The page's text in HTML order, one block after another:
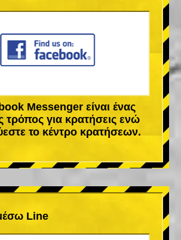
Messenger είναι ένας
τρόπος για κρατήσεις ενώ
το κέντρο κρατήσεων.
Line